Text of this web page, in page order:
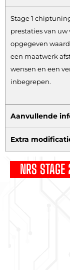
Stage 1
prestaties van
opgegeven
een maatwerk
wensen en een
inbegrepen.
Aanvullende
Extra
NRS STAGE